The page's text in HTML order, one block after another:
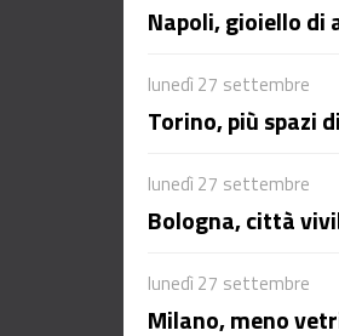
Napoli, gioiello di
lunedì 27 settembre
Torino, più spazi
lunedì 27 settembre
Bologna, città
lunedì 27 settembre
Milano, meno